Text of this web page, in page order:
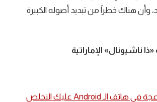
وأن هناك خطراً من تبديد أصوله الكبيرة
ناشيونال» الإماراتية
تطبيقات مزعجة في هاتف الـ Android عليك التخلص